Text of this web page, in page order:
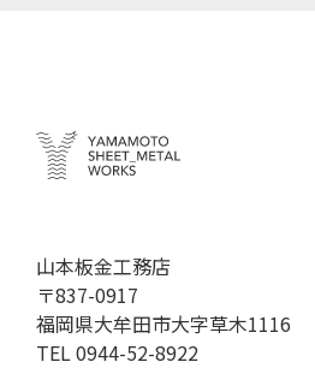
山本板金工務店
〒837-0917
福岡県大牟田市大字草木1116
TEL 0944-52-8922